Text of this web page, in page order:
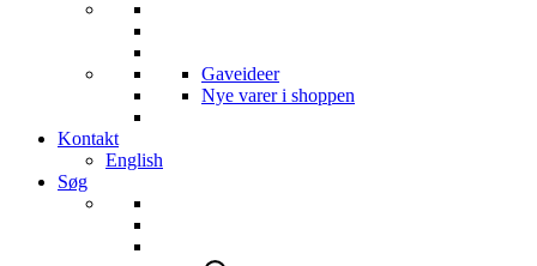
Gaveideer
Nye varer i shoppen
Kontakt
English
Søg